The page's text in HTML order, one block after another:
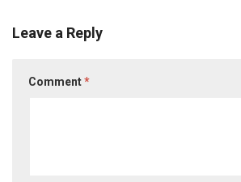
Leave a Reply
Comment*